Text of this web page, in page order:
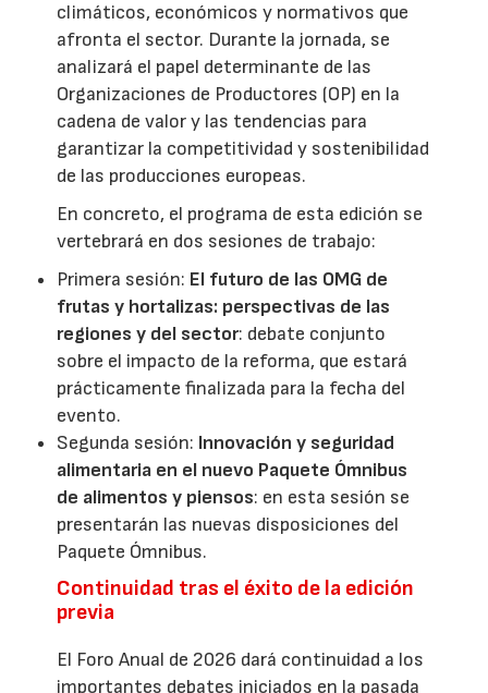
climáticos, económicos y normativos que
afronta el sector. Durante la jornada, se
analizará el papel determinante de las
Organizaciones de Productores (OP) en la
cadena de valor y las tendencias para
garantizar la competitividad y sostenibilidad
de las producciones europeas.
En concreto, el programa de esta edición se
vertebrará en dos sesiones de trabajo:
Primera sesión: El futuro de las OMG de
frutas y hortalizas: perspectivas de las
regiones y del sector: debate conjunto
sobre el impacto de la reforma, que estará
prácticamente finalizada para la fecha del
evento.
Segunda sesión: Innovación y seguridad
alimentaria en el nuevo Paquete Ómnibus
de alimentos y piensos: en esta sesión se
presentarán las nuevas disposiciones del
Paquete Ómnibus.
Continuidad tras el éxito de la edición
previa
El Foro Anual de 2026 dará continuidad a los
importantes debates iniciados en la pasada